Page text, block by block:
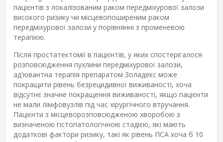
пацієнтів з локалізованим раком передміхурової залози
високого ризику чи місцевопоширеним раком
передміхурової залози у порівнянні з променевою
терапією.
Після простатектомії в пацієнтів, у яких спостерігалося
розповсюдження пухлини передміхурової залози,
ад'ювантна терапія препаратом Золадекс може
покращити рівень безрецидивної виживаності, хоча
відсутнє значне покращення виживаності, якщо пацієнти
не мали лімфовузлів під час хірургічного втручання.
Пацієнти з місцеворозповсюдженою хворобою з
визначеною гістопатологічною стадією, які мають
додаткові фактори ризику, такі як рівень ПСА хоча б 10